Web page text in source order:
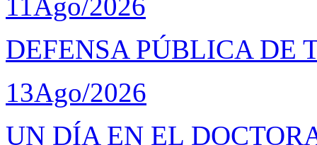
DEFENSA PÚBLICA DE
13Ago/2026
UN DÍA EN EL